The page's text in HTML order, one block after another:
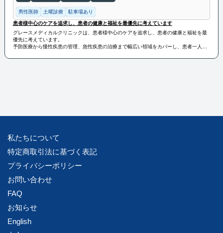
男性医師 土曜診療 駐車場あり
患者様中心のケアを追求し、患者の健康と福祉を最優先に考えています
グレースメディカルクリニックは、患者様中心のケアを追求し、患者の健康と福祉を最
優先に考えています。
予防医療から慢性疾患の管理、急性疾患の治療まで幅広い領域をカバーし、患者一人ひ
地域の皆様の健康と幸福に貢献するため、グレースメディカルクリニックは常に努力を
私たちについて
特定商取引法に基づく表記
プライバシーポリシー
お問い合わせ
FAQ
お知らせ
English